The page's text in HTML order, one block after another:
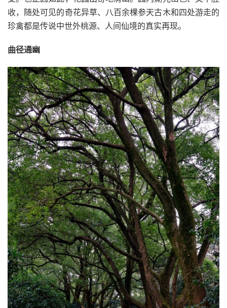
收，随处可见的奇花异草、八百余棵参天古木和四处游走的
珍禽都是传说中世外桃源、人间仙境的真实再现。
曲径通幽